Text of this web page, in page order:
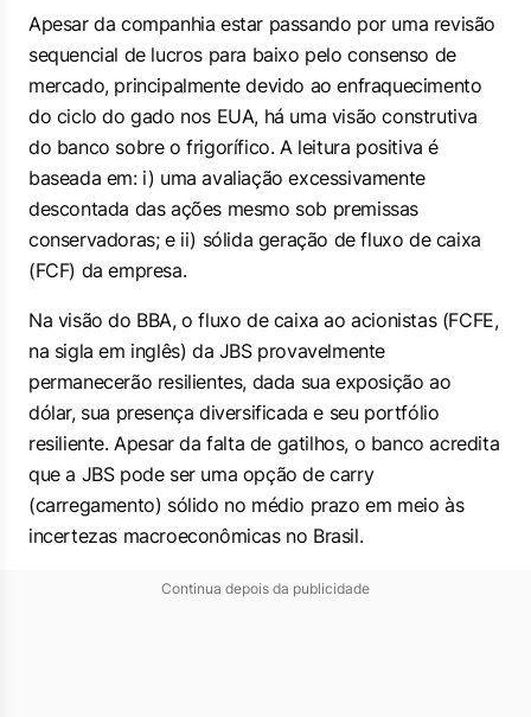
Apesar da companhia estar passando por uma revisão
sequencial de lucros para baixo pelo consenso de
mercado, principalmente devido ao enfraquecimento
do ciclo do gado nos EUA, há uma visão construtiva
do banco sobre o frigorífico. A leitura positiva é
baseada em: i) uma avaliação excessivamente
descontada das ações mesmo sob premissas
conservadoras; e ii) sólida geração de fluxo de caixa
(FCF) da empresa.
Na visão do BBA, o fluxo de caixa ao acionistas (FCFE,
na sigla em inglês) da JBS provavelmente
permanecerão resilientes, dada sua exposição ao
dólar, sua presença diversificada e seu portfólio
resiliente. Apesar da falta de gatilhos, o banco acredita
que a JBS pode ser uma opção decarry
(carregamento) sólido no médio prazo em meio às
incertezas macroeconômicas no Brasil.
Continua depois da publicidade